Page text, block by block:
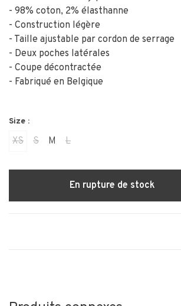
- 98% coton, 2% élasthanne
- Construction légère
- Taille ajustable par cordon de serrage
- Deux poches latérales
- Coupe décontractée
- Fabriqué en Belgique
Size :
XS S M L
En rupture de stock